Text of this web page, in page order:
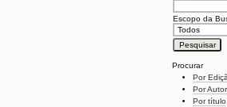
Escopo da
Procurar
Por
Por Autor
Por título